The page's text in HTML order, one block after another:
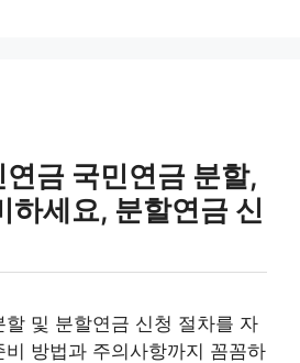
금 국민연금 분할,
하세요, 분할연금 신
및 분할연금 신청 절차를 자
방법과 주의사항까지 꼼꼼하